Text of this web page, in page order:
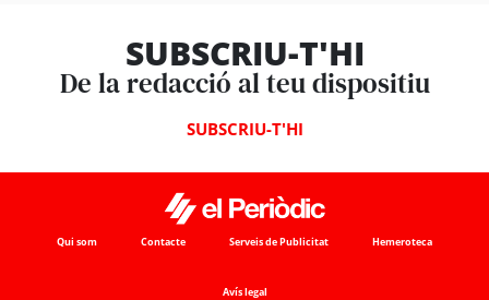
SUBSCRIU-T'HI
De la redacció al teu dispositiu
SUBSCRIU-T'HI
Qui som Contacte Serveis de Publicitat Hemeroteca
Avís legal